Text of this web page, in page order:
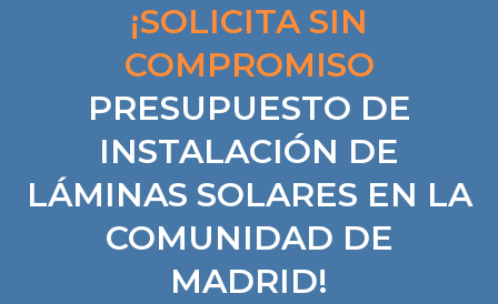
¡SOLICITA SIN
COMPROMISO
PRESUPUESTO DE
INSTALACIÓN DE
LÁMINAS SOLARES EN LA
COMUNIDAD DE
MADRID!